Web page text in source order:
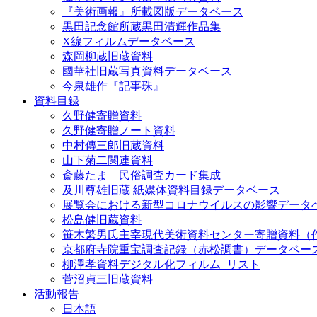
『美術画報』所載図版データベース
黒田記念館所蔵黒田清輝作品集
X線フィルムデータベース
森岡柳蔵旧蔵資料
國華社旧蔵写真資料データベース
今泉雄作『記事珠』
資料目録
久野健寄贈資料
久野健寄贈ノート資料
中村傳三郎旧蔵資料
山下菊二関連資料
斎藤たま 民俗調査カード集成
及川尊雄旧蔵 紙媒体資料目録データベース
展覧会における新型コロナウイルスの影響データ
松島健旧蔵資料
笹木繁男氏主宰現代美術資料センター寄贈資料（
京都府寺院重宝調査記録（赤松調書）データベー
柳澤孝資料デジタル化フィルム_リスト
菅沼貞三旧蔵資料
活動報告
日本語